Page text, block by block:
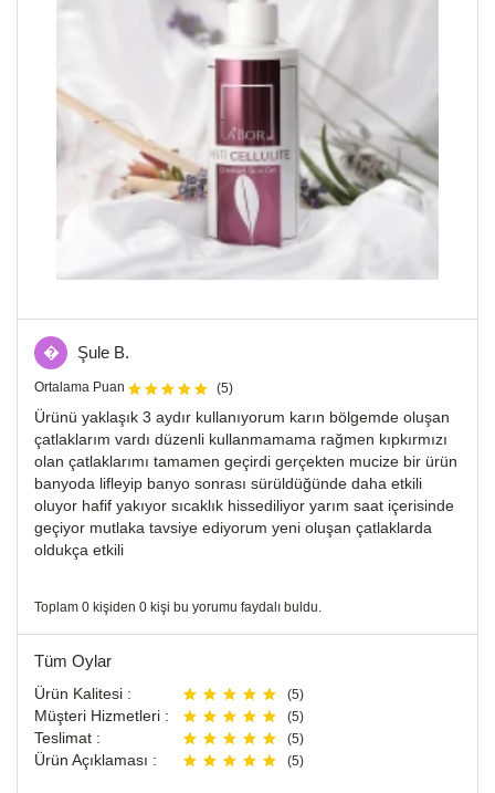
� Şule B.
Ortalama Puan (5)
Ürünü yaklaşık 3 aydır kullanıyorum karın bölgemde oluşan
çatlaklarım vardı düzenli kullanmamama rağmen kıpkırmızı
olan çatlaklarımı tamamen geçirdi gerçekten mucize bir ürün
banyoda lifleyip banyo sonrası sürüldüğünde daha etkili
oluyor hafif yakıyor sıcaklık hissediliyor yarım saat içerisinde
geçiyor mutlaka tavsiye ediyorum yeni oluşan çatlaklarda
oldukça etkili
Toplam 0 kişiden 0 kişi bu yorumu faydalı buldu.
Tüm Oylar
Ürün Kalitesi : (5)
Müşteri Hizmetleri : (5)
Teslimat : (5)
Ürün Açıklaması : (5)